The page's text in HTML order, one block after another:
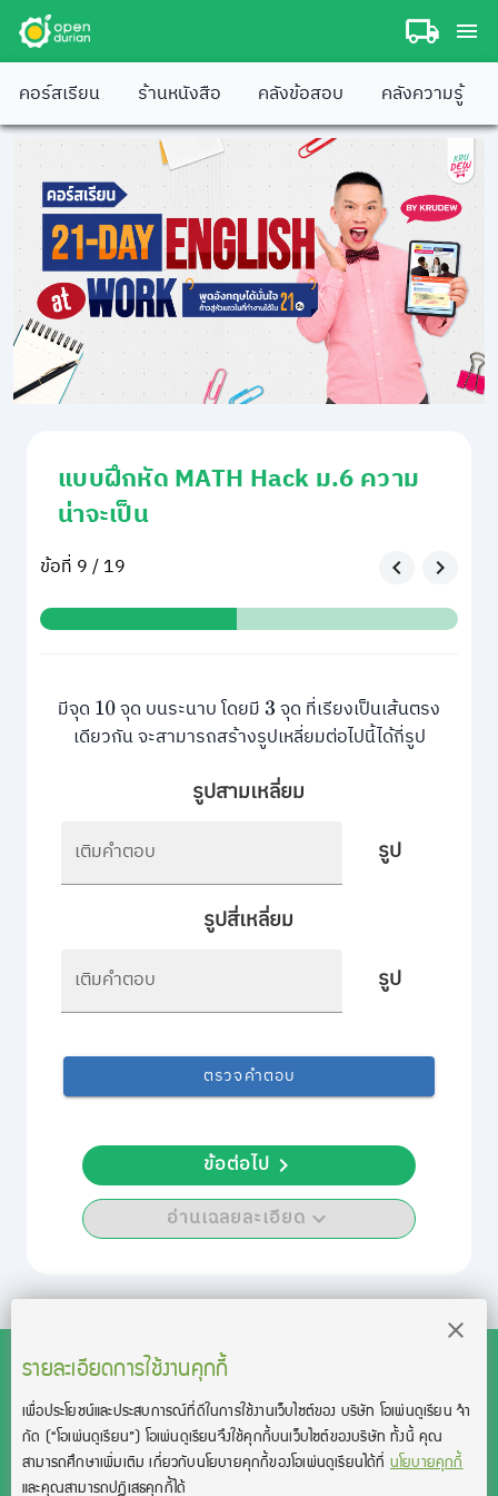
คอร์สเรียน ร้านหนังสือ คลังข้อสอบ คลังความรู้
แบบฝึกหัด MATH Hack ม.6 ความ
น่าจะเป็น
ข้อที่ 9 / 19
มีจุด 10จุด บนระนาบ โดยมี3จุด ที่เรียงเป็นเส้นตรง
เดียวกัน จะสามารถสร้างรูปเหลี่ยมต่อไปนี้ได้กี่รูป
รูปสามเหลี่ยม
เติมคำตอบ รูป
รูปสี่เหลี่ยม
เติมคำตอบ รูป
ตรวจคำตอบ
อ่านเฉลยละเอียด
ข้อต่อไป
รายละเอียดการใช้งานคุกกี้
เพื่อประโยชน์และประสบการณ์ที่ดีในการใช้งานเว็บไซต์ของ บริษัท โอเพ่นดูเรียน จํา
กัด (“โอเพ่นดูเรียน”)โอเพ่นดูเรียนจึงใช้คุกกี้บนเว็บไซต์ของบริษัท ทั้งนี้ คุณ
สามารถศึกษาเพิ่มเติม เกี่ยวกับนโยบายคุกกี้ของโอเพ่นดูเรียนได้ที่นโยบายคุกกี้
และคุณสามารถปฏิเสธคุกกี้ได้
สงวนลิขสิทธิ์โดย บริษัท โอเพ่นดูเรียน จำกัด 2021 ©︎ OpenDurian
Co., Ltd.
TOEIC® and TOEFL® are registered trademarks of Educational Testing